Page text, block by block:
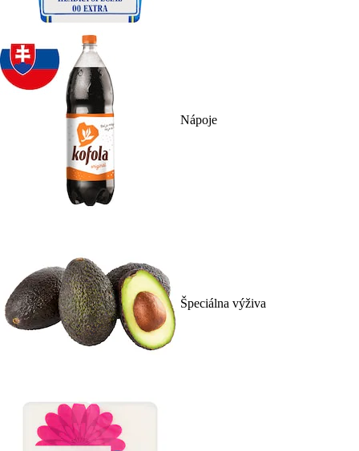
Nápoje
Špeciálna výživa